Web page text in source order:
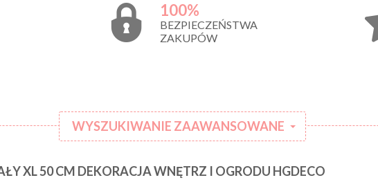
100%
BEZPIECZEŃSTWA
ZAKUPÓW
WYSZUKIWANIE ZAAWANSOWANE
Płeć: Kategoria:
XL 50 CM DEKORACJA WNĘTRZ I OGRODU HGDECO